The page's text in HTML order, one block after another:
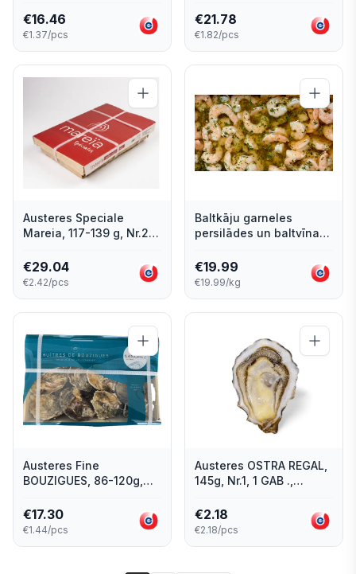
€16.46
€1.37/pcs
€21.78
€1.82/pcs
Austeres Speciale
Mareia, 117-139 g, Nr.2,
€29.04
€2.42/pcs
Baltkāju garneles
persilādes un baltvīna
Room, sver.
€19.99
€19.99/kg
Austeres Fine
BOUZIGUES, 86-120g,
€17.30
€1.44/pcs
Austeres OSTRA REGAL,
145g, Nr.1, 1 GAB .,
€2.18
€2.18/pcs